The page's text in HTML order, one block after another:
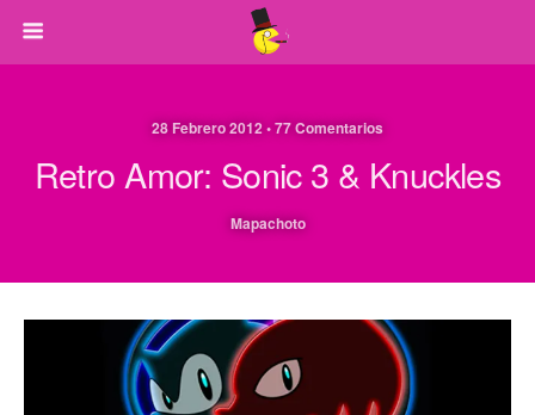
28 Febrero 2012 • 77 Comentarios
Retro Amor: Sonic 3 & Knuckles
Mapachoto